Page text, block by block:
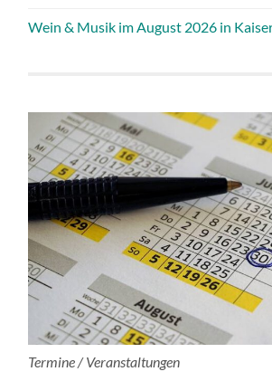
Wein & Musik im August 2026 in
Termine / Veranstaltungen